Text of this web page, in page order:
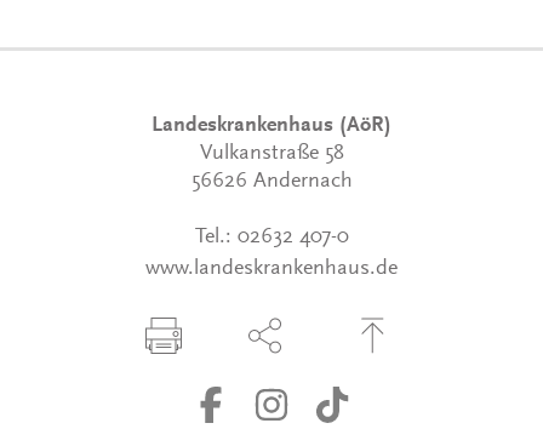
Landeskrankenhaus (AöR)
Vulkanstraße 58
56626 Andernach
Tel.: 02632 407-0
www.landeskrankenhaus.de